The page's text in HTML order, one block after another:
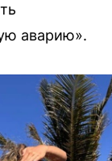
аварию».